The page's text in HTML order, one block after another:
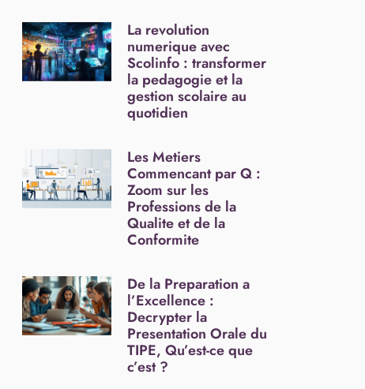
La revolution
numerique avec
Scolinfo : transformer
la pedagogie et la
gestion scolaire au
quotidien
Les Metiers
Commencant par Q :
Zoom sur les
Professions de la
Qualite et de la
Conformite
De la Preparation a
l’Excellence :
Decrypter la
Presentation Orale du
TIPE, Qu’est-ce que
c’est ?